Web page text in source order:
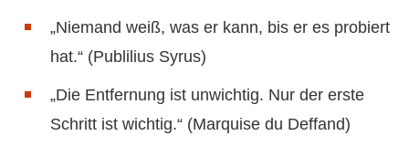
„Niemand weiß, was er kann, bis er es probiert
hat.“ (Publilius Syrus)
„Die Entfernung ist unwichtig. Nur der erste
Schritt ist wichtig.“ (Marquise du Deffand)